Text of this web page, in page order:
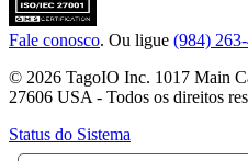
Fale conosco. Ou ligue (984)
© 2026 TagoIO Inc. 1017 Main
27606 USA - Todos os direitos
Status do Sistema